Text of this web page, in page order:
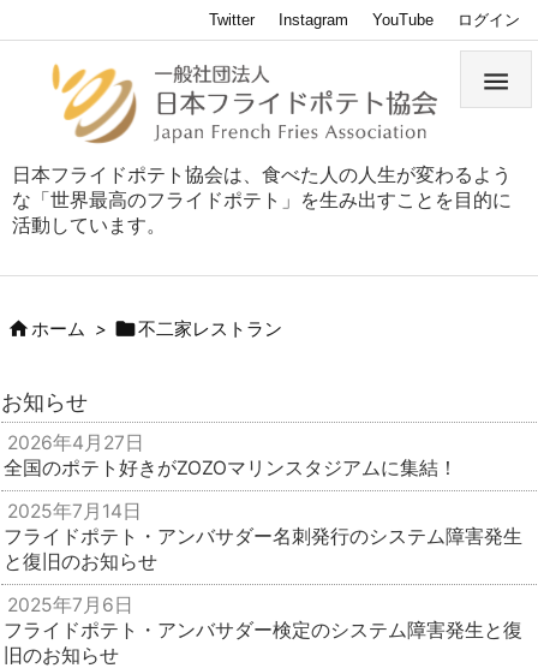
日本フライドポテト協会は、食べた人の人生が変わるよう
な「世界最高のフライドポテト」を生み出すことを目的に
活動しています。

Twitter Instagram YouTube ログイン
ホーム > 不二家レストラン
お知らせ
2026年4月27日
全国のポテト好きがZOZOマリンスタジアムに集結！
2025年7月14日
フライドポテト・アンバサダー名刺発行のシステム障害発生
と復旧のお知らせ
2025年7月6日
フライドポテト・アンバサダー検定のシステム障害発生と復
旧のお知らせ